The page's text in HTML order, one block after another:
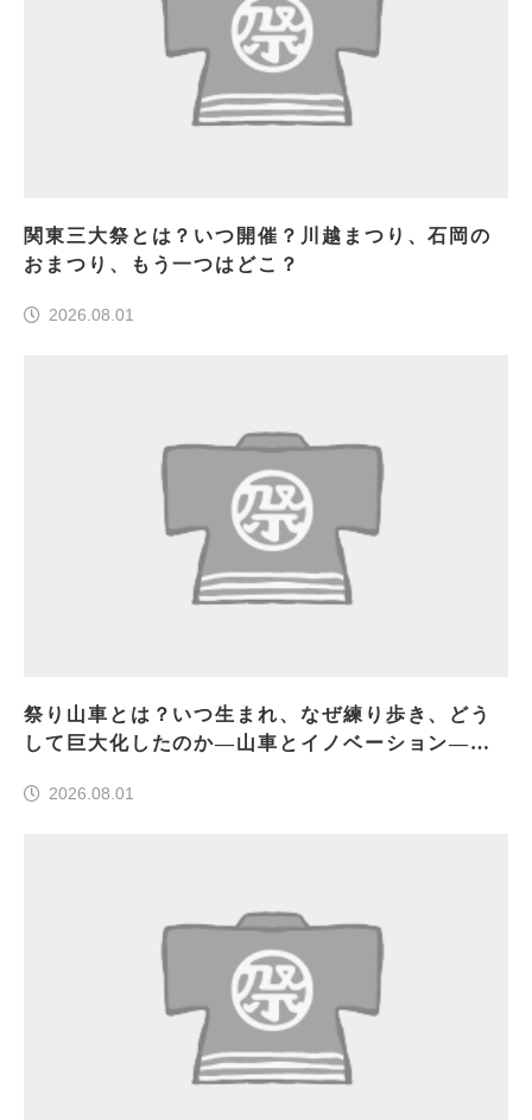
関東三大祭とは？いつ開催？川越まつり、石岡の
おまつり、もう一つはどこ？
2026.08.01
祭り山車とは？いつ生まれ、なぜ練り歩き、どう
して巨大化したのか―山車とイノベーション―＜
2026.08.01